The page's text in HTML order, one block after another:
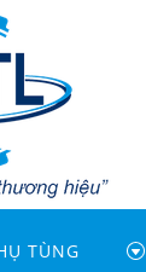
TÙNG